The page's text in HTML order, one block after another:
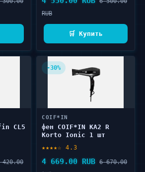
RUB
🛒 Купить
CL5
420.00
-30%
COIF*IN
фен COIF*IN КА2 R
Korto Ionic 1 шт
★★★★☆ 4.3
4 669.00 RUB 6 670.00